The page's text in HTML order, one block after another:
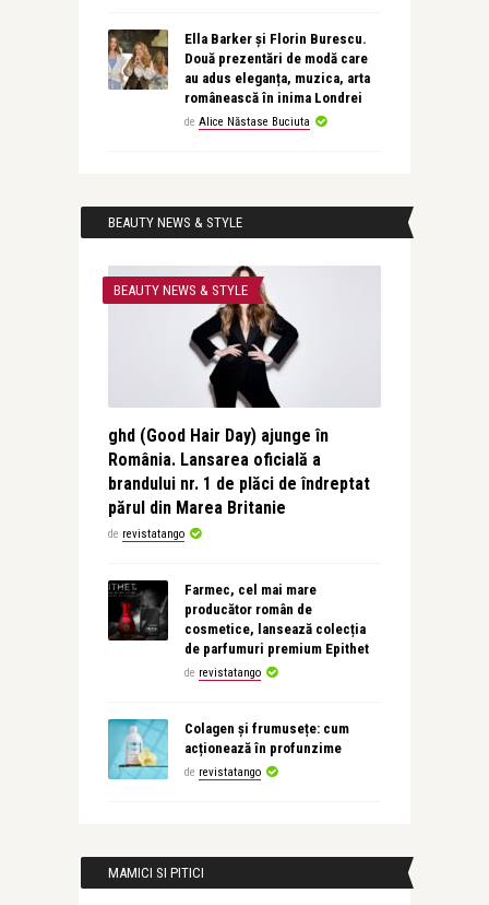
Ella Barker și Florin Burescu.
Două prezentări de modă care
au adus eleganța, muzica, arta
românească în inima Londrei
de Alice Năstase Buciuta
BEAUTY NEWS & STYLE
BEAUTY NEWS & STYLE
ghd (Good Hair Day) ajunge în
România. Lansarea oficială a
brandului nr. 1 de plăci de îndreptat
părul din Marea Britanie
de revistatango
Farmec, cel mai mare
producător român de
cosmetice, lansează colecția
de parfumuri premium Epithet
de revistatango
Colagen și frumusețe: cum
acționează în profunzime
de revistatango
MAMICI SI PITICI